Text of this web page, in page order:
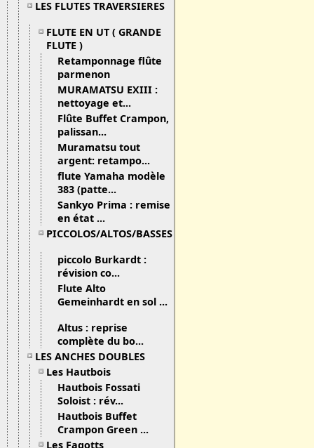
LES FLUTES TRAVERSIERES
FLUTE EN UT ( GRANDE
FLUTE )
Retamponnage flûte
parmenon
MURAMATSU EXIII :
nettoyage et...
Flûte Buffet Crampon,
palissan...
Muramatsu tout
argent: retampo...
flute Yamaha modèle
383 (patte...
Sankyo Prima : remise
en état ...
PICCOLOS/ALTOS/BASSES
piccolo Burkardt :
révision co...
Flute Alto
Gemeinhardt en sol ...
Altus : reprise
complète du bo...
LES ANCHES DOUBLES
Les Hautbois
Hautbois Fossati
Soloist : rév...
Hautbois Buffet
Crampon Green ...
Les Fagotts